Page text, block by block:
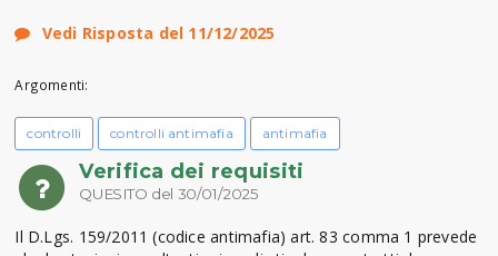
Vedi Risposta del 11/12/2025
Argomenti:
controlli controlli antimafia antimafia
Verifica dei requisiti
QUESITO del 30/01/2025
Il D.Lgs. 159/2011 (codice antimafia) art. 83 comma 1 prevede